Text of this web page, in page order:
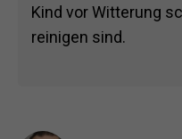
Kind vor Witterung
reinigen sind.